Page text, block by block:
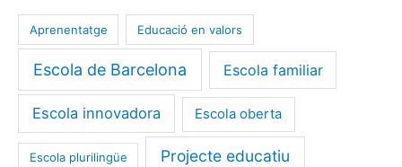
Aprenentatge Educació en valors
Escola de Barcelona Escola familiar
Escola innovadora Escola oberta
Escola plurilingüe Projecte educatiu